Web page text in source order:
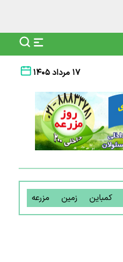
۱۷ مرداد ۱۴۰۵
کمباین زمین مزرعه